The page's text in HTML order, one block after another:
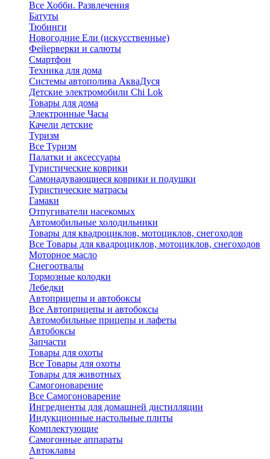
Все Хобби. Развлечения
Батуты
Тюбинги
Новогодние Ели (искусственные)
Фейерверки и салюты
Смартфон
Техника для дома
Системы автополива АкваДуся
Детские электромобили Chi Lok
Товары для дома
Электронные Часы
Качели детские
Туризм
Все Туризм
Палатки и аксессуары
Туристические коврики
Самонадувающиеся коврики и подушки
Туристические матрасы
Гамаки
Отпугиватели насекомых
Автомобильные холодильники
Товары для квадроциклов, мотоциклов, снегоходов
Все Товары для квадроциклов, мотоциклов, снегоходов
Моторное масло
Снегоотвалы
Тормозные колодки
Лебедки
Автоприцепы и автобоксы
Все Автоприцепы и автобоксы
Автомобильные прицепы и лафеты
Автобоксы
Запчасти
Товары для охоты
Все Товары для охоты
Товары для животных
Самогоноварение
Все Самогоноварение
Ингредиенты для домашней дистилляции
Индукционные настольные плиты
Комплектующие
Самогонные аппараты
Автоклавы